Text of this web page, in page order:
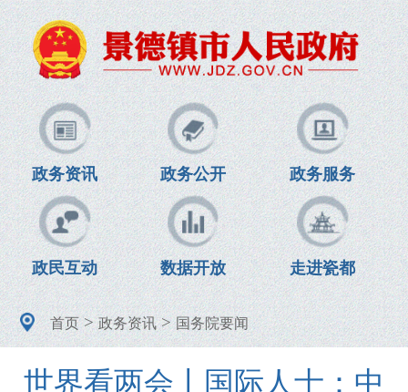
政务资讯 政务公开 政务服务
政民互动 数据开放 走进瓷都
首页>政务资讯>国务院要闻
世界看两会丨国际人士：中